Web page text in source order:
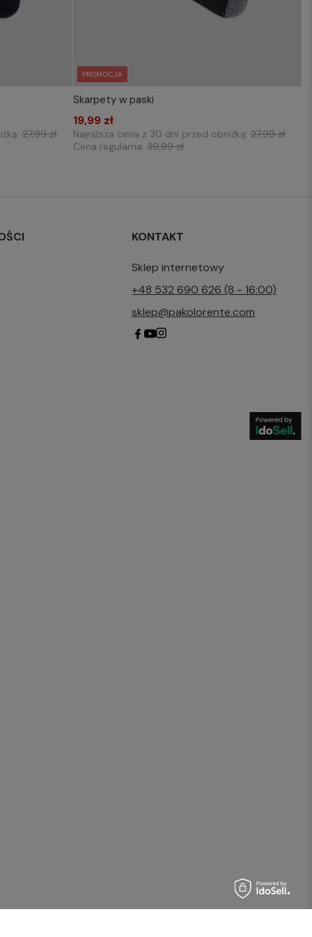
27,99 zł
PROMOCJA
WYBIERZ ROZMIAR DO KOSZYKA
Skarpety w paski
19,99 zł
Najniższa cena z 30 dni przed obniżką:27,99 zł
Cena regularna:39,99 zł
KONTAKT
Sklep internetowy
+48 532 690 626 (8 - 16:00)
sklep@pakolorente.com